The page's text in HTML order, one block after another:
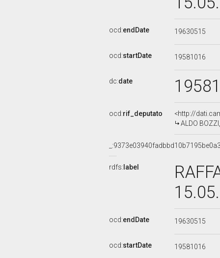
ocd:endDate 19630515
ocd:startDate 19581016
dc:date
ocd:rif_deputato
<http://
ALDO
rdfs: label
ocd:endDate 19630515
ocd:startDate 19581016